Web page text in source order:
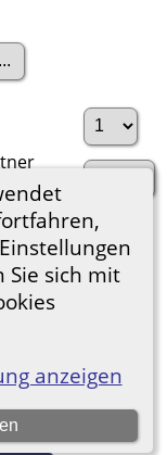
Sie sich mit
anzeigen
Verbindungen
© 2001-2026.